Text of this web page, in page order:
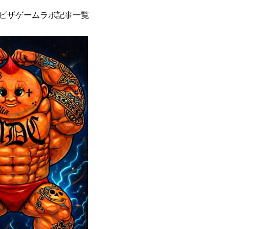
ピザゲームラボ記事一覧